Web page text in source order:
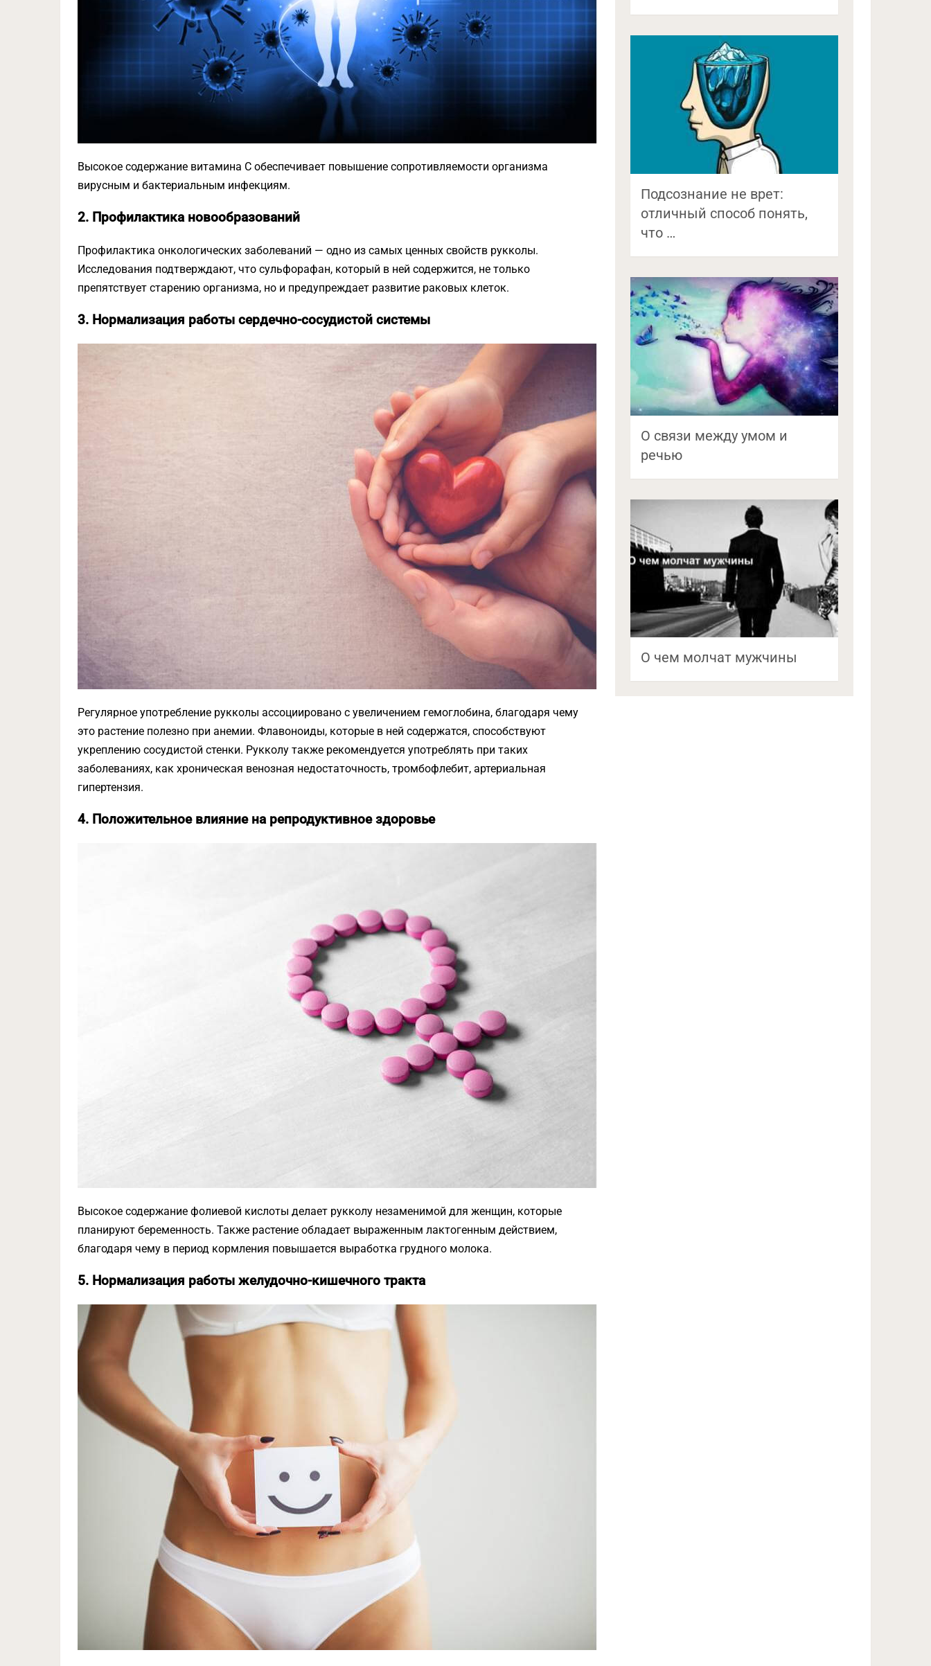
Высокое содержание витамина С обеспечивает повышение сопротивляемости организма
вирусным и бактериальным инфекциям.
2. Профилактика новообразований
Профилактика онкологических заболеваний — одно из самых ценных свойств рукколы.
Исследования подтверждают, что сульфорафан, который в ней содержится, не только
препятствует старению организма, но и предупреждает развитие раковых клеток.
3. Нормализация работы сердечно-сосудистой системы
Регулярное употребление рукколы ассоциировано с увеличением гемоглобина, благодаря чему
это растение полезно при анемии. Флавоноиды, которые в ней содержатся, способствуют
укреплению сосудистой стенки. Рукколу также рекомендуется употреблять при таких
заболеваниях, как хроническая венозная недостаточность, тромбофлебит, артериальная
гипертензия.
4. Положительное влияние на репродуктивное здоровье
Высокое содержание фолиевой кислоты делает рукколу незаменимой для женщин, которые
планируют беременность. Также растение обладает выраженным лактогенным действием,
благодаря чему в период кормления повышается выработка грудного молока.
5. Нормализация работы желудочно-кишечного тракта
Подсознание не врет:
отличный способ понять,
что …
О связи между умом и
речью
О чем молчат мужчины